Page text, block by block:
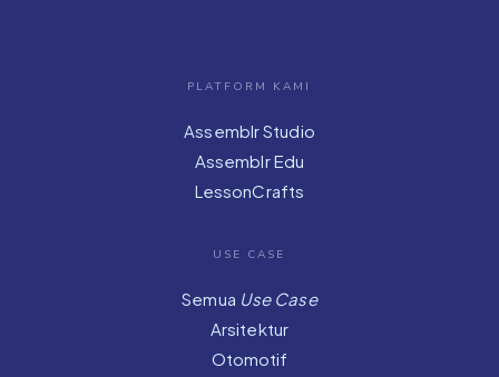
PLATFORM KAMI
Assemblr Studio
Assemblr Edu
LessonCrafts
USE CASE
Semua Use Case
Arsitektur
Otomotif